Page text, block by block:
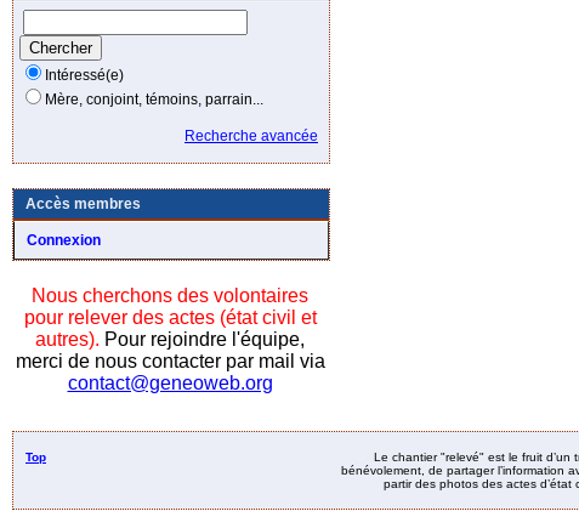
Intéressé(e)
Mère, conjoint, témoins, parrain...
Recherche avancée
Accès membres
Connexion
Nous cherchons des volontaires
pour relever des actes (état civil et
autres). Pour rejoindre l'équipe,
merci de nous contacter par mail via
contact@geneoweb.org
Top
Le chantier "relevé" est le fruit d’un
bénévolement, de partager l’information
partir des photos des actes d’état